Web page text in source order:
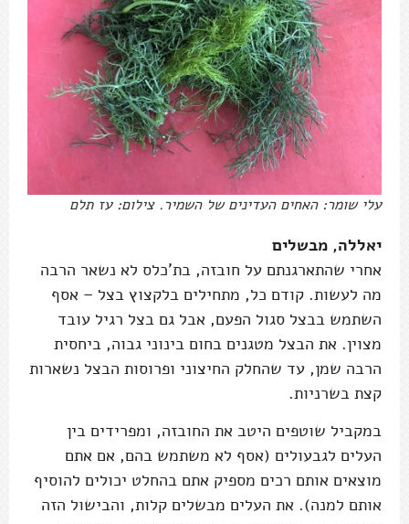
עלי שומר: האחים העדינים של השמיר. צילום: עז תלם
יאללה, מבשלים
אחרי שהתארגנתם על חובזה, בת'כלס לא נשאר הרבה
מה לעשות. קודם כל, מתחילים בלקצוץ בצל – אסף
השתמש בבצל סגול הפעם, אבל גם בצל רגיל עובד
מצוין. את הבצל מטגנים בחום בינוני גבוה, ביחסית
הרבה שמן, עד שהחלק החיצוני ופרוסות הבצל נשארות
קצת בשרניות.
במקביל שוטפים היטב את החובזה, ומפרידים בין
העלים לגבעולים (אסף לא משתמש בהם, אם אתם
מוצאים אותם רכים מספיק אתם בהחלט יכולים להוסיף
אותם למנה). את העלים מבשלים קלות, והבישול הזה